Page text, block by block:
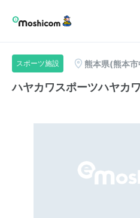
スポーツ施設 熊本県(熊本
ハヤカワスポーツハヤカ